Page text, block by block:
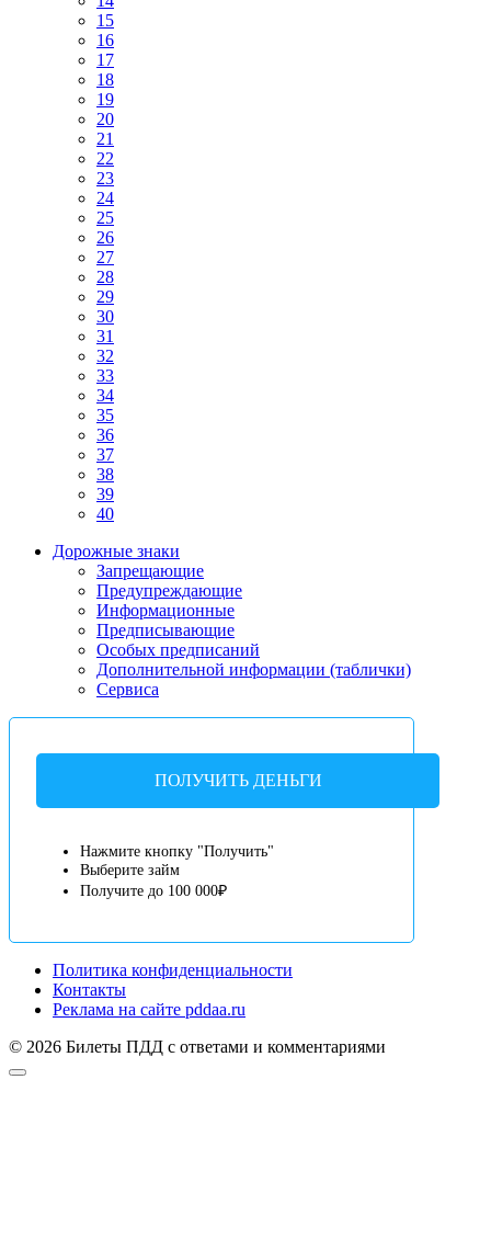
15
16
17
18
19
20
21
22
23
24
25
26
27
28
29
30
31
32
33
34
35
36
37
38
39
40
Дорожные знаки
Запрещающие
Предупреждающие
Информационные
Предписывающие
Особых предписаний
Дополнительной информации (таблички)
Сервиса
ПОЛУЧИТЬ ДЕНЬГИ
Нажмите кнопку "Получить"
Выберите займ
Получите до 100 000₽
Политика конфиденциальности
Контакты
Реклама на сайте pddaa.ru
© 2026 Билеты ПДД с ответами и комментариями